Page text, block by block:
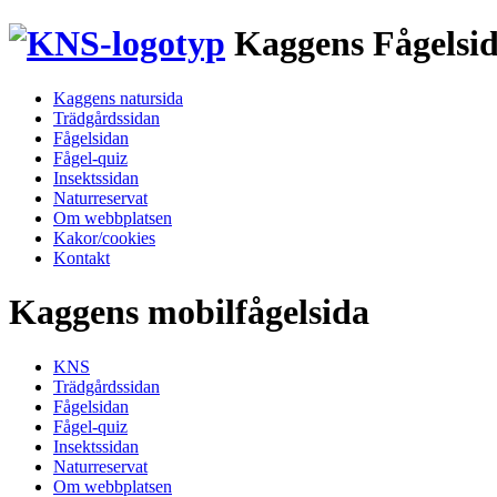
Kaggens
Kaggens natursida
Trädgårdssidan
Fågelsidan
Fågel-quiz
Insektssidan
Naturreservat
Om webbplatsen
Kakor/cookies
Kontakt
Kaggens mobilfågelsida
KNS
Trädgårdssidan
Fågelsidan
Fågel-quiz
Insektssidan
Naturreservat
Om webbplatsen